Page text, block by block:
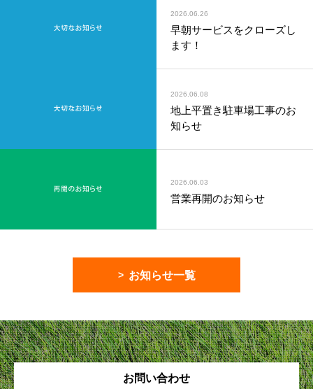
2026.06.26
早朝サービスをクローズし
ます！
2026.06.08
地上平置き駐車場工事のお
知らせ
2026.06.03
営業再開のお知らせ
お知らせ一覧
お問い合わせ